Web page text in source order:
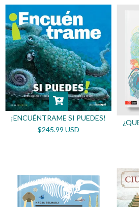
¡ENCUÉNTRAME SI PUEDES!
$245.99 USD